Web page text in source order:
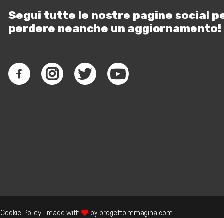
Segui tutte le nostre pagine social
perdere neanche un aggiornamento!
Cookie Policy | made with by progettoimmagina.com